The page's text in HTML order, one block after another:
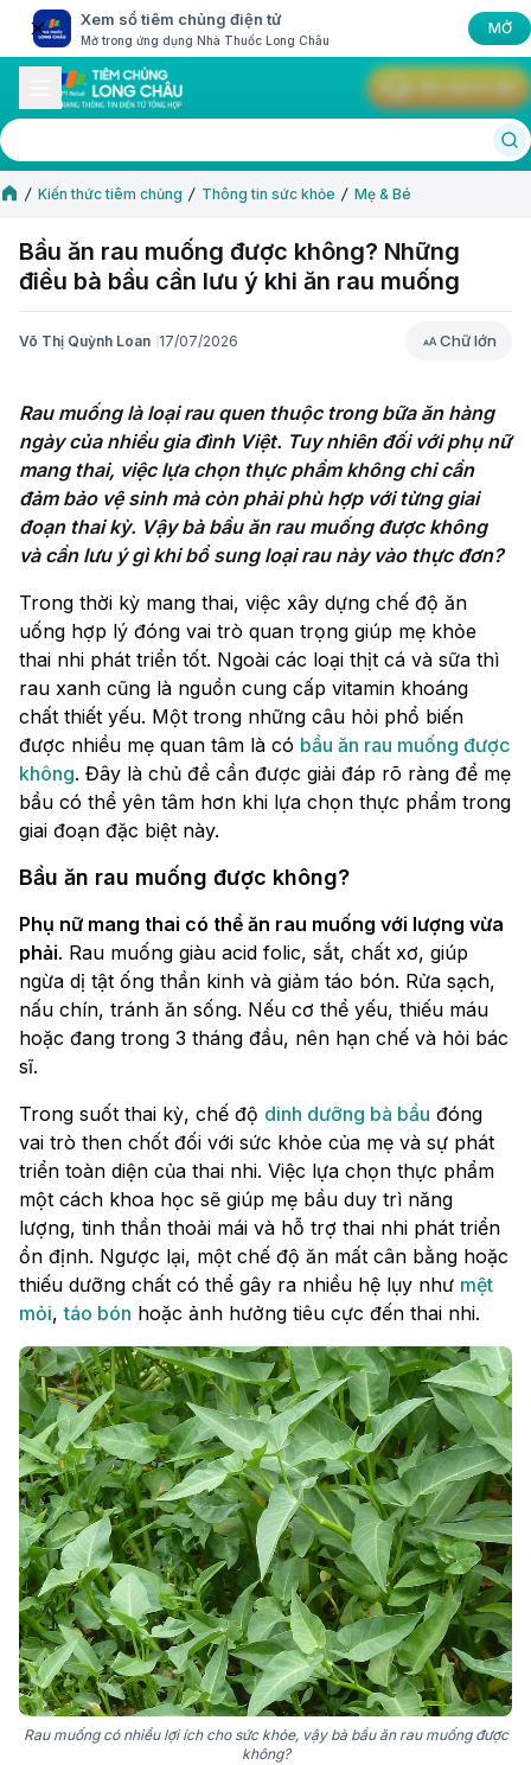
Xem sổ tiêm chủng điện tử
Mở trong ứng dụng Nhà Thuốc Long Châu
MỞ
Kiến thức tiêm chủng Thông tin sức khỏe Mẹ & Bé
Bầu ăn rau muống được không? Những
điều bà bầu cần lưu ý khi ăn rau muống
Võ Thị Quỳnh Loan 17/07/2026 Chữ lớn
Chữ lớn
Rau muống là loại rau quen thuộc trong bữa ăn hàng
ngày của nhiều gia đình Việt. Tuy nhiên đối với phụ nữ
mang thai, việc lựa chọn thực phẩm không chỉ cần
đảm bảo vệ sinh mà còn phải phù hợp với từng giai
đoạn thai kỳ. Vậy bà bầu ăn rau muống được không
và cần lưu ý gì khi bổ sung loại rau này vào thực đơn?
Trong thời kỳ mang thai, việc xây dựng chế độ ăn
uống hợp lý đóng vai trò quan trọng giúp mẹ khỏe
thai nhi phát triển tốt. Ngoài các loại thịt cá và sữa thì
rau xanh cũng là nguồn cung cấp vitamin khoáng
chất thiết yếu. Một trong những câu hỏi phổ biến
được nhiều mẹ quan tâm là có bầu ăn rau muống được
không. Đây là chủ đề cần được giải đáp rõ ràng để mẹ
bầu có thể yên tâm hơn khi lựa chọn thực phẩm trong
giai đoạn đặc biệt này.
Bầu ăn rau muống được không?
Phụ nữ mang thai có thể ăn rau muống với lượng vừa
phải. Rau muống giàu acid folic, sắt, chất xơ, giúp
ngừa dị tật ống thần kinh và giảm táo bón. Rửa sạch,
nấu chín, tránh ăn sống. Nếu cơ thể yếu, thiếu máu
hoặc đang trong 3 tháng đầu, nên hạn chế và hỏi bác
sĩ.
Trong suốt thai kỳ, chế độ dinh dưỡng bà bầu đóng
vai trò then chốt đối với sức khỏe của mẹ và sự phát
triển toàn diện của thai nhi. Việc lựa chọn thực phẩm
một cách khoa học sẽ giúp mẹ bầu duy trì năng
lượng, tinh thần thoải mái và hỗ trợ thai nhi phát triển
ổn định. Ngược lại, một chế độ ăn mất cân bằng hoặc
thiếu dưỡng chất có thể gây ra nhiều hệ lụy như mệt
mỏi,táo bón hoặc ảnh hưởng tiêu cực đến thai nhi.
Rau muống có nhiều lợi ích cho sức khỏe, vậy bà bầu ăn rau muống được
không?